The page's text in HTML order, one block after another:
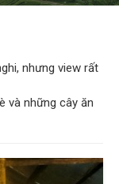
nhưng view rất
và những cây ăn